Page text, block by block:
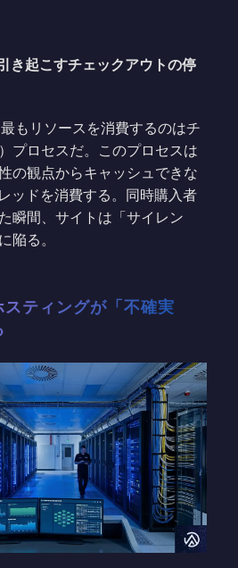
き起こすチェックアウトの停
もリソースを消費するのはチ
プロセスだ。このプロセスは
の観点からキャッシュできな
ッドを消費する。同時購入者
瞬間、サイトは「サイレン
陥る。
ティングが「不確実